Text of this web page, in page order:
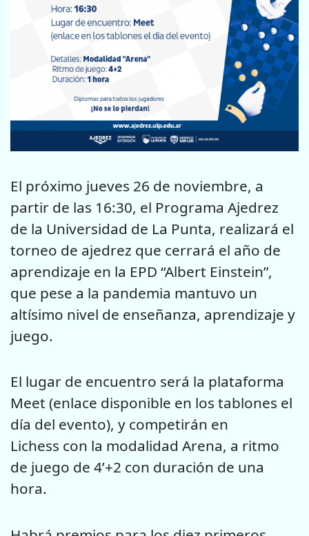
El próximo jueves 26 de noviembre, a
partir de las 16:30, el Programa Ajedrez
de la Universidad de La Punta, realizará el
torneo de ajedrez que cerrará el año de
aprendizaje en la EPD “Albert Einstein”,
que pese a la pandemia mantuvo un
altísimo nivel de enseñanza, aprendizaje y
juego.
El lugar de encuentro será la plataforma
Meet (enlace disponible en los tablones el
día del evento), y competirán en
Lichess con la modalidad Arena, a ritmo
de juego de 4’+2 con duración de una
hora.